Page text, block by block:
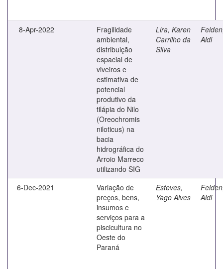
8-Apr-2022
Fragilidade
ambiental,
distribuição
espacial de
viveiros e
estimativa de
potencial
produtivo da
tilápia do Nilo
(Oreochromis
niloticus) na
bacia
hidrográfica do
Arroio Marreco
utilizando SIG
Lira, Karen
Carrilho da
Silva
Aldi
6-Dec-2021
Variação de
preços, bens,
insumos e
serviços para a
piscicultura no
Oeste do
Paraná
Esteves,
Yago Alves
Aldi